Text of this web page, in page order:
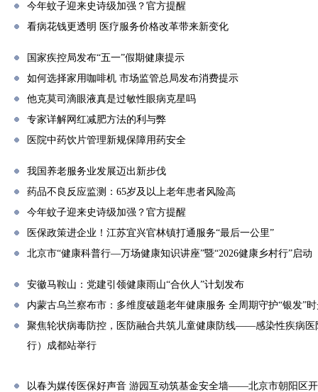
今年蚊子迎来史诗级加强？官方提醒
看病花钱更透明 医疗服务价格改革带来新变化
国家疾控局发布“五一”假期健康提示
如何选择家用咖啡机 市场监管总局发布消费提示
他克莫司滴眼液真是过敏性眼病克星吗
专家详解网红减肥方法的利与弊
医院中药饮片管理新规保障用药安全
我国养老服务业发展迈出新步伐
药品不良反应监测：65岁及以上老年患者风险高
今年蚊子迎来史诗级加强？官方提醒
医保政策进企业！江苏宜兴官林镇打通服务“最后一公里”
北京市“健康科普行—万场健康知识讲座”暨“2026健康乡村行”启动
安徽马鞍山：党建引领健康雨山“合伙人”计划发布
内蒙古乌兰察布市：多维度破题老年健康服务 全周期守护“银发”
聚焦轮状病毒防控，医防融合共筑儿童健康防线——感染性疾病医
行）成都站举行
以春为媒传医保好声音 游园互动筑基金安全墙——北京市朝阳区